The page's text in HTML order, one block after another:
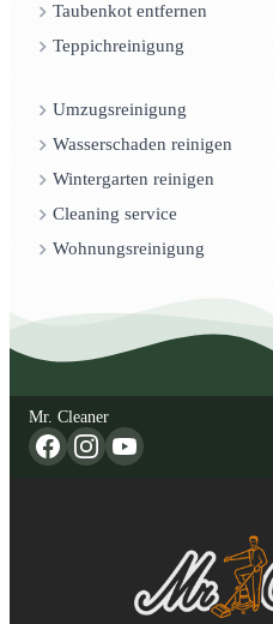
Taubenkot entfernen
Teppichreinigung
Umzugsreinigung
Wasserschaden reinigen
Wintergarten reinigen
Cleaning service
Wohnungsreinigung
Mr. Cleaner